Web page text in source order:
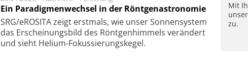
Ein Paradigmenwechsel in der Röntgenastronomie
SRG/eROSITA zeigt erst­mals, wie unser Son­nen­sys­tem
das Er­schei­nungs­bild des Rönt­gen­him­mels ver­än­dert
und sieht Helium-Fokus­sie­rungs­ke­gel.
Mit
zu.